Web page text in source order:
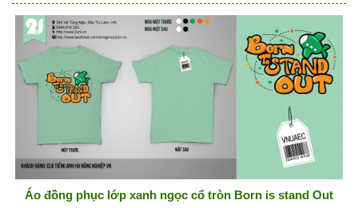
Áo đồng phục lớp xanh ngọc cổ tròn Born is stand Out